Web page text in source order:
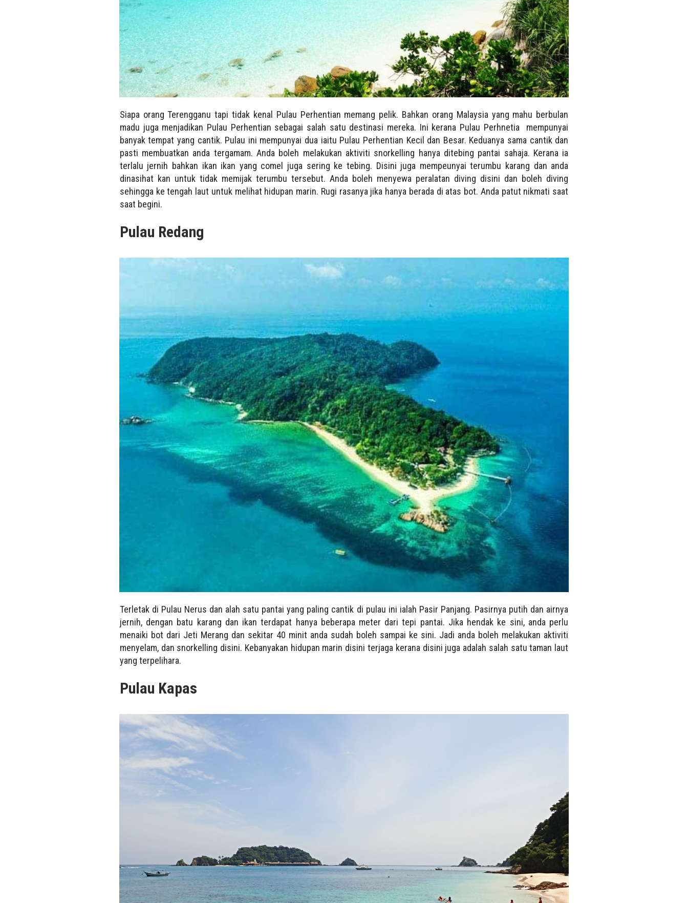
Siapa orang Terengganu tapi tidak kenal Pulau Perhentian memang pelik. Bahkan orang Malaysia yang mahu berbulan
madu juga menjadikan Pulau Perhentian sebagai salah satu destinasi mereka. Ini kerana Pulau Perhnetia mempunyai
banyak tempat yang cantik. Pulau ini mempunyai dua iaitu Pulau Perhentian Kecil dan Besar. Keduanya sama cantik dan
pasti membuatkan anda tergamam. Anda boleh melakukan aktiviti snorkelling hanya ditebing pantai sahaja. Kerana ia
terlalu jernih bahkan ikan ikan yang comel juga sering ke tebing. Disini juga mempeunyai terumbu karang dan anda
dinasihat kan untuk tidak memijak terumbu tersebut. Anda boleh menyewa peralatan diving disini dan boleh diving
sehingga ke tengah laut untuk melihat hidupan marin. Rugi rasanya jika hanya berada di atas bot. Anda patut nikmati saat
saat begini.
Pulau Redang
Terletak di Pulau Nerus dan alah satu pantai yang paling cantik di pulau ini ialah Pasir Panjang. Pasirnya putih dan airnya
jernih, dengan batu karang dan ikanterdapat hanya beberapa meter dari tepi pantai. Jika hendak ke sini, anda perlu
menaiki bot dari Jeti Merang dan sekitar 40 minit anda sudah boleh sampai ke sini. Jadi anda boleh melakukan aktiviti
menyelam, dan snorkelling disini. Kebanyakan hidupan marin disini terjaga kerana disini juga adalah salah satu taman laut
yang terpelihara.
Pulau Kapas